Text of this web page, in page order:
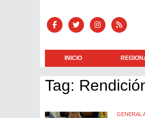
INICIO
Tag:
GENERAL